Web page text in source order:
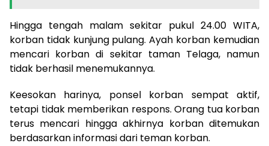
Hingga tengah malam sekitar pukul 24.00 WITA,
korban tidak kunjung pulang. Ayah korban kemudian
mencari korban di sekitar taman Telaga, namun
tidak berhasil menemukannya.
Keesokan harinya, ponsel korban sempat aktif,
tetapi tidak memberikan respons. Orang tua korban
terus mencari hingga akhirnya korban ditemukan
berdasarkan informasi dari teman korban.